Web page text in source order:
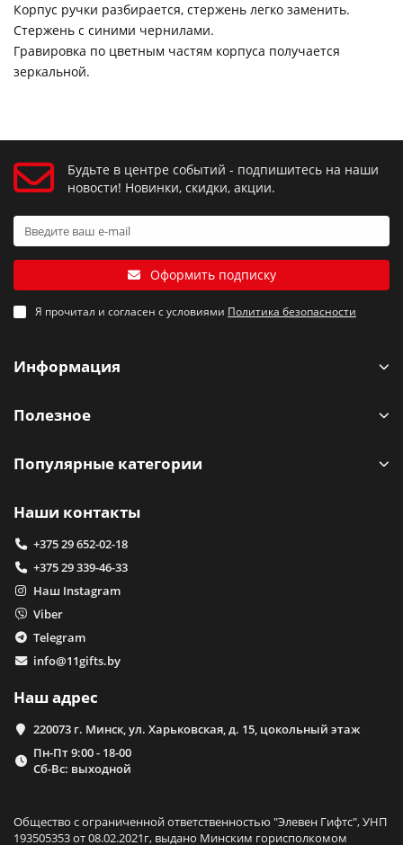
Корпус ручки разбирается, стержень легко заменить.
Стержень с синими чернилами.
Гравировка по цветным частям корпуса получается
зеркальной.
Будьте в центре событий - подпишитесь на наши
новости! Новинки, скидки, акции.
Оформить подписку
Я прочитал и согласен с условиями Политика безопасности
Информация
Полезное
Популярные категории
Наши контакты
+375 29 652-02-18
+375 29 339-46-33
Наш Instagram
Viber
Telegram
info@11gifts.by
Наш адрес
220073 г. Минск, ул. Харьковская, д. 15, цокольный этаж
Пн-Пт 9:00 - 18-00
Сб-Вс: выходной
Общество с ограниченной ответственностью "Элевен Гифтс", УНП
193505353 от 08.02.2021г, выдано Минским горисполкомом